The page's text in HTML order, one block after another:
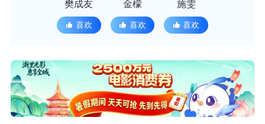
樊成友
喜欢
金檬
喜欢
施雯
喜欢